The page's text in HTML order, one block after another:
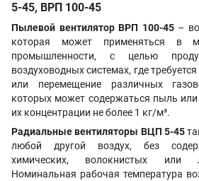
5-45, ВРП 100-45
Пылевой вентилятор ВРП 100-45–
которая может применяться в
промышленности, с целью
воздуховодных системах, где
или перемещение различных
которых может содержаться пыль
их концентрации не более 1 кг/м³.
Радиальные вентиляторы ВЦП 5-45
любой другой воздух, без
химических, волокнистых или
Номинальная рабочая температура